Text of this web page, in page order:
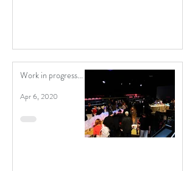
Work in progress...
Apr 6, 2020